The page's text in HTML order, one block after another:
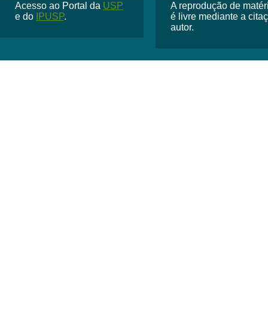
Acesso ao Portal da USP
e do
IPUSP.
A reprodução de
é livre mediante a
autor.